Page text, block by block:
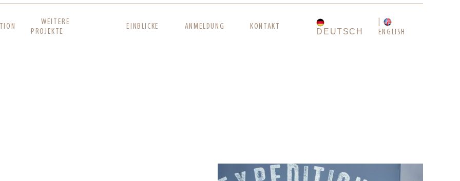
WEITERE
PROJEKTE
EINBLICKE ANMELDUNG KONTAKT
DEUTSCH ENGLISH